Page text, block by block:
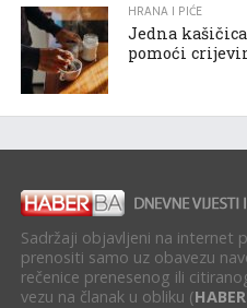
HRANA I PIĆE
Jedna
pomoći
Sadržaji objavljeni na internet
prenositi samo uz obavezu
rečenice prenesenog ili
vezu na članak u obliku (